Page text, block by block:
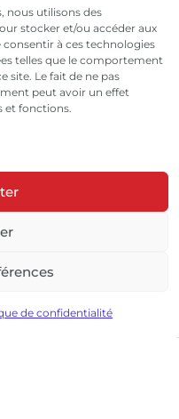
nous utilisons des
stocker et/ou accéder aux
à ces technologies
telles que le comportement
site. Le fait de ne pas
peut avoir un effet
et fonctions.
de confidentialité
Haut-Brion |
de confidentialité
POUR LA SANTÉ, À